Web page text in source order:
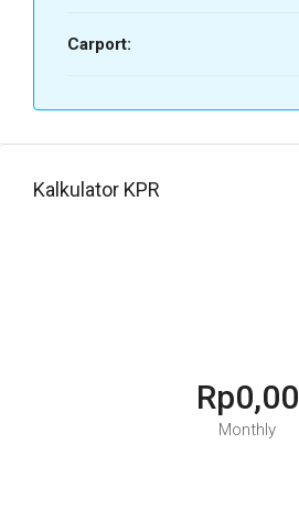
Carport:
Kalkulator KPR
Rp0,00
Monthly